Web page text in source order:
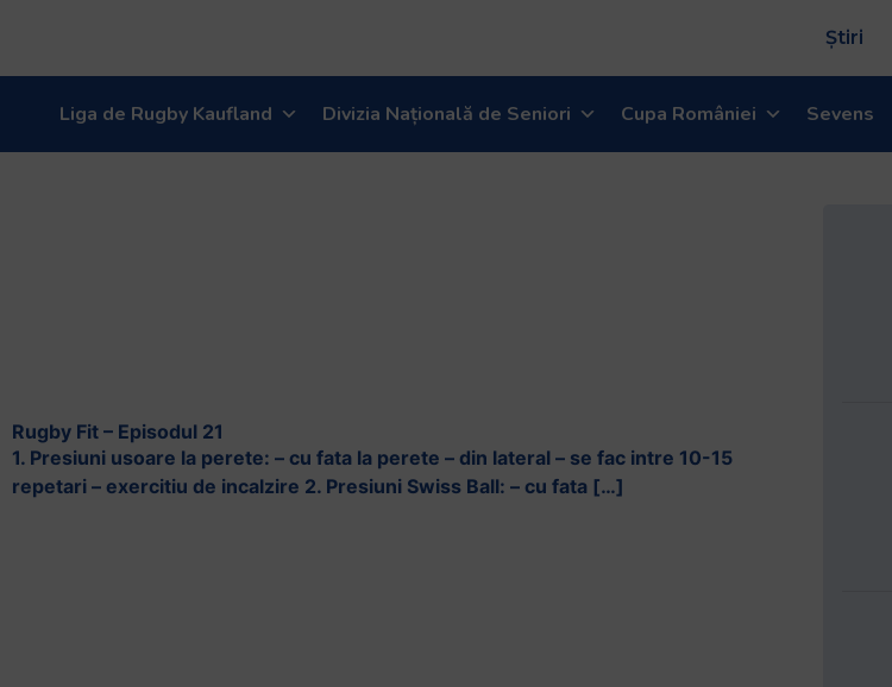
Știri
Liga de Rugby Kaufland Divizia Națională de Seniori Cupa României Sevens
Rugby Fit – Episodul 21
1. Presiuni usoare la perete: – cu fata la perete – din lateral – se fac intre 10-15
repetari – exercitiu de incalzire 2. Presiuni Swiss Ball: – cu fata […]